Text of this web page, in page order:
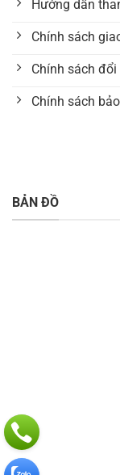
Hướng dẫn
Chính sách
Chính sách đổi
Chính sách
BẢN ĐỒ